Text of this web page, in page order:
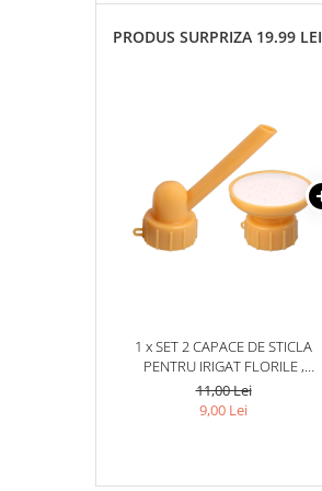
PRODUS SURPRIZA 19.99 LEI
1 x SET 2 CAPACE DE STICLA
PENTRU IRIGAT FLORILE ,
STROPITOARE SI TEAVA,
PORTABIL, REUTILIZABIL, 8 X
11,00 Lei
9,00 Lei